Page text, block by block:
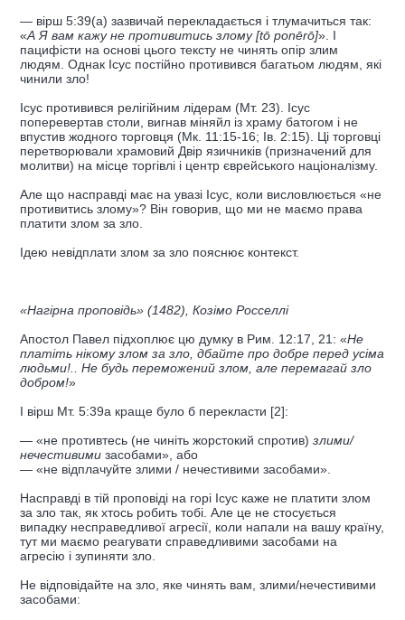
— вірш 5:39(a) зазвичай перекладається і тлумачиться так:
«А Я вам кажу не противитись злому [tō ponērō]». І
пацифісти на основі цього тексту не чинять опір злим
людям. Однак Ісус постійно противився багатьом людям, які
чинили зло!
Ісус противився релігійним лідерам (Мт. 23). Ісус
поперевертав столи, вигнав міняйл із храму батогом і не
впустив жодного торговця (Мк. 11:15-16; Ів. 2:15). Ці торговці
перетворювали храмовий Двір язичників (призначений для
молитви) на місце торгівлі і центр єврейського націоналізму.
Але що насправді має на увазі Ісус, коли висловлюється «не
противитись злому»? Він говорив, що ми не маємо права
платити злом за зло.
Ідею невідплати злом за зло пояснює контекст.
«Нагірна проповідь» (1482), Козімо Росселлі
Апостол Павел підхоплює цю думку в Рим. 12:17, 21: «Не
платіть нікому злом за зло, дбайте про добре перед усіма
людьми!.. Не будь переможений злом, але перемагай зло
добром!»
І вірш Мт. 5:39а краще було б перекласти [2]:
— «не противтесь (не чиніть жорстокий спротив) злими/
нечестивими засобами», або
— «не відплачуйте злими / нечестивими засобами».
Насправді в тій проповіді на горі Ісус каже не платити злом
за зло так, як хтось робить тобі. Але це не стосується
випадку несправедливої агресії, коли напали на вашу країну,
тут ми маємо реагувати справедливими засобами на
агресію і зупиняти зло.
Не відповідайте на зло, яке чинять вам, злими/нечестивими
засобами: